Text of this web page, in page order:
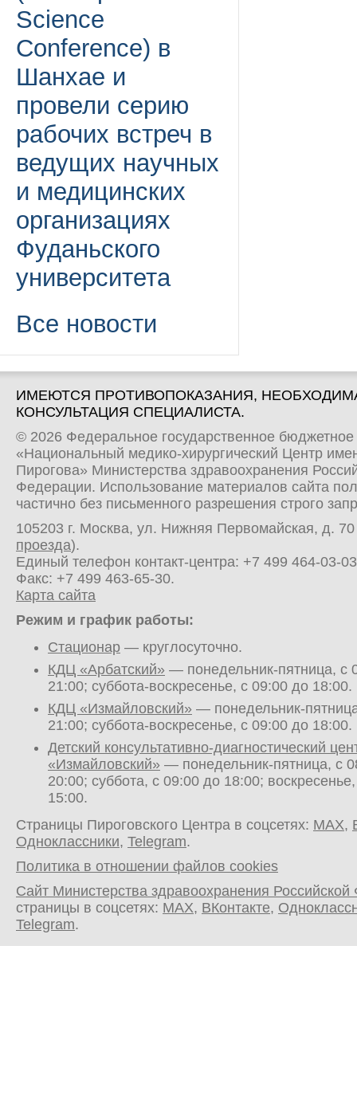
Science
Conference) в
Шанхае и
провели серию
рабочих встреч в
ведущих научных
и медицинских
организациях
Фуданьского
университета
Все новости
ИМЕЮТСЯ ПРОТИВОПОКАЗАНИЯ,
КОНСУЛЬТАЦИЯ СПЕЦИАЛИСТА.
© 2026 Федеральное государственное
«Национальный медико-хирургический Центр
Пирогова» Министерства здравоохранения
Федерации. Использование материалов сайта
частично без письменного разрешения строго
105203 г. Москва, ул. Нижняя Первомайская, д.
проезда).
Единый телефон контакт-центра: +7 499 464-03-03
Факс: +7 499 463-65-30.
Карта сайта
Режим и график работы:
Стационар — круглосуточно.
КДЦ «Арбатский» — понедельник-пятница, с
21:00; суббота-воскресенье, с 09:00 до 18:00.
КДЦ «Измайловский» — понедельник-
21:00; суббота-воскресенье, с 09:00 до 18:00.
Детский консультативно-диагностический
«Измайловский» — понедельник-пятница, с
20:00; суббота, с 09:00 до 18:00;
15:00.
Страницы Пироговского Центра в соцсетях: MAX,
Одноклассники, Telegram.
Политика в отношении файлов cookies
Сайт Министерства здравоохранения
страницы в соцсетях: MAX, ВКонтакте,
Telegram.